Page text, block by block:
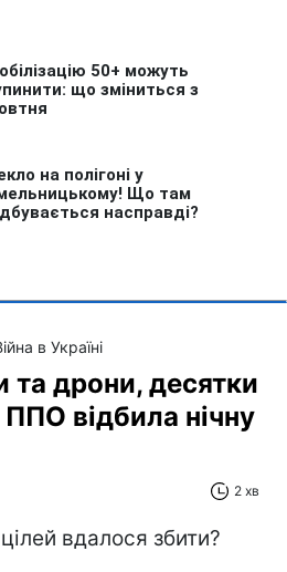
в Україні
та дрони, десятки
ППО відбила нічну
2 хв
вдалося збити?